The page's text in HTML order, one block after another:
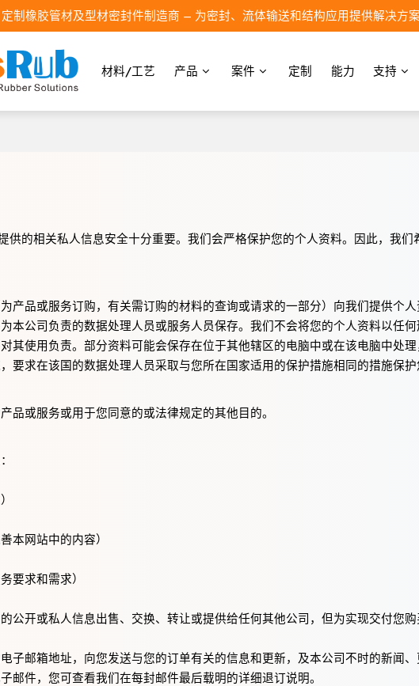
定制橡胶管材及型材密封件制造商 – 为密封、流体输送和结构应用提供解决方案
材料/工艺 产品 案件 定制 能力 支持
供的相关私人信息安全十分重要。我们会严格保护您的个人资料。因此，我
产品或服务订购，有关需订购的材料的查询或请求的一部分）向我们提供个
本公司负责的数据处理人员或服务人员保存。我们不会将您的个人资料以任
其使用负责。部分资料可能会保存在位于其他辖区的电脑中或在该电脑中处
要求在该国的数据处理人员采取与您所在国家适用的保护措施相同的措施保护
品或服务或用于您同意的或法律规定的其他目的。
本网站中的内容）
要求和需求）
公开或私人信息出售、交换、转让或提供给任何其他公司，但为实现交付您购
子邮箱地址，向您发送与您的订单有关的信息和更新，及本公司不时的新闻、
邮件，您可查看我们在每封邮件最后载明的详细退订说明。